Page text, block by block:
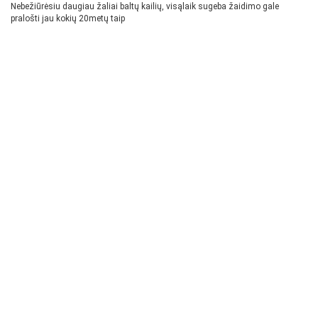
Nebežiūrėsiu daugiau žaliai baltų kailių, visąlaik sugeba žaidimo gale
pralošti jau kokių 20metų taip